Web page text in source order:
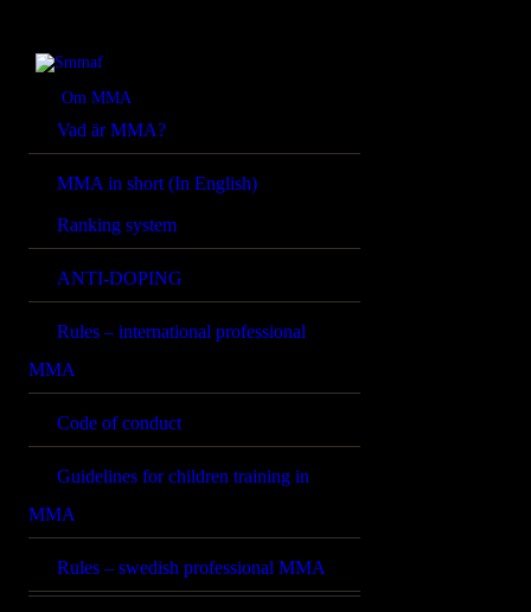
Om MMA
Vad är MMA?
MMA in short (In English)
Ranking system
ANTI-DOPING
Rules – international professional
MMA
Code of conduct
Guidelines for children training in
MMA
Rules – swedish professional MMA
NYHETER
REGELVERK
KOMMANDE
EVENEMANG
FÖRBUNDET